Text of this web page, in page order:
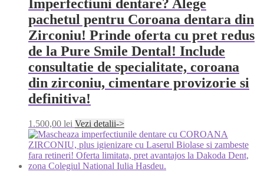
Imperfectiuni dentare? Alege
pachetul pentru Coroana dentara din
Zirconiu! Prinde oferta cu pret redus
de la Pure Smile Dental! Include
consultatie de specialitate, coroana
din zirconiu, cimentare provizorie si
definitiva!
1.500,00 lei Vezi detalii->